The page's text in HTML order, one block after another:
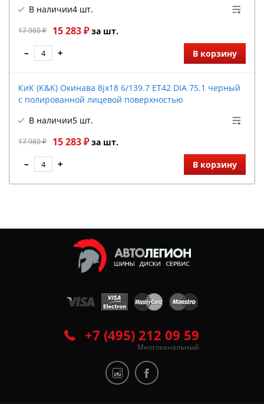
17 980 ₽ 15 283 ₽за шт.
В наличии4 шт.
– + В корзину
КиК (K&K) Окинава 8jx18 6/139.7 ET42 DIA 75.1 черный
с полированной лицевой поверхностью
17 980 ₽ 15 283 ₽за шт.
В наличии5 шт.
– + В корзину
+7 (495) 212 09 59
Многоканальный